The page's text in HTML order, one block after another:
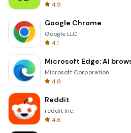
4.9
Google Chrome
Google LLC
4.1
Microsoft Edge: AI
Microsoft Corporation
4.8
Reddit
reddit Inc.
4.6